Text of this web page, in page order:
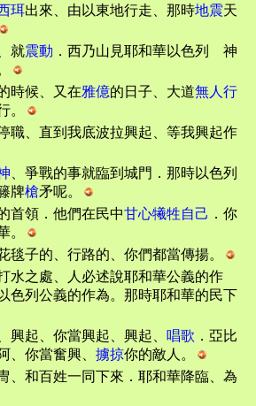
珥出來、由以東地行走、那時地震天
就震動 ．西乃山見耶和華以色列 神
時候、又在雅億的日子、大道無人行
。
職、直到我底波拉興起、等我興起作
、爭戰的事就臨到城門．那時以色列
牌槍矛呢。
首領．他們在民中甘心犧牲自己 ．你
。
毯子的、行路的、你們都當傳揚。
水之處、人必述說耶和華公義的作
色列公義的作為。那時耶和華的民下
興起、你當興起、興起、 唱歌 ．亞比
、你當奮興、 擄掠你的敵人。
、和百姓一同下來．耶和華降臨、為